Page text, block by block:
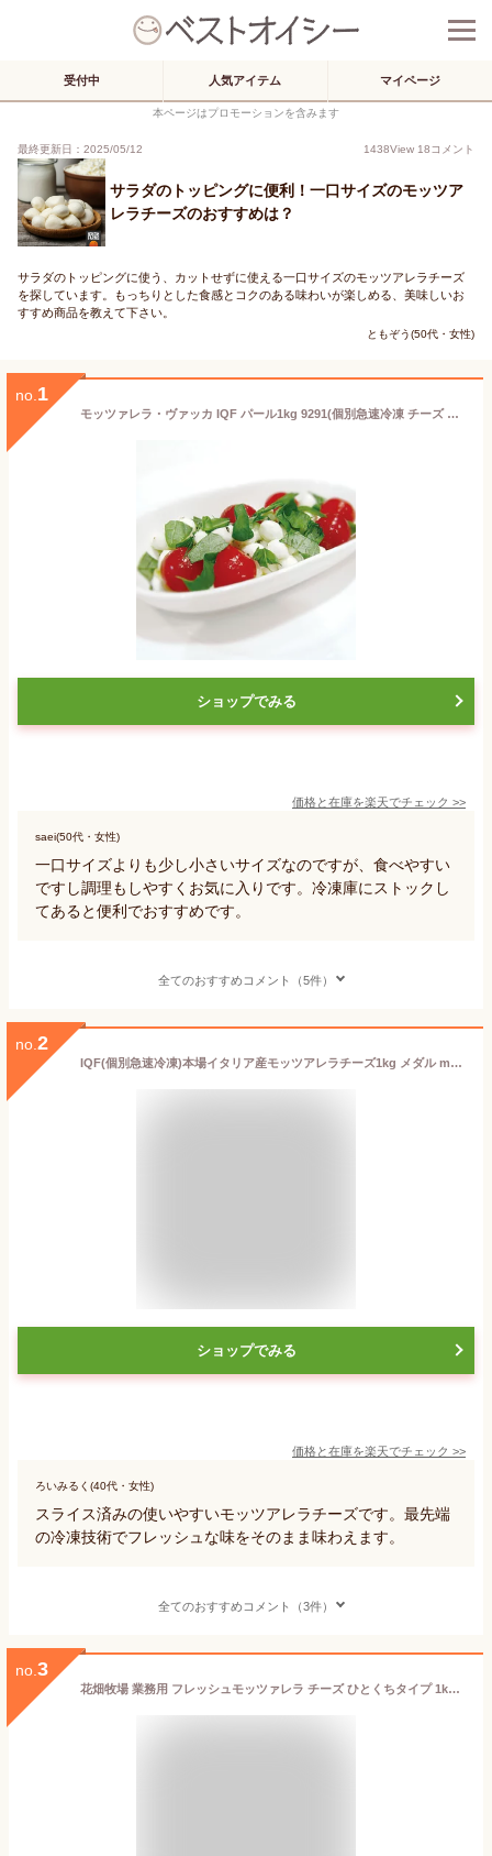
受付中 人気アイテム マイページ
本ページはプロモーションを含みます
最終更新日：2025/05/12 1438View 18コメント
サラダのトッピングに便利！一口サイズのモッツア
レラチーズのおすすめは？
サラダのトッピングに使う、カットせずに使える一口サイズのモッツアレラチーズ
を探しています。もっちりとした食感とコクのある味わいが楽しめる、美味しいお
すすめ商品を教えて下さい。
ともぞう(50代・女性)
no. 1
モッツァレラ・ヴァッカ IQF パール1kg 9291(個別急速冷凍 チーズ モッツアレラチーズ パスタ サラダ 洋食)
ショップでみる
価格と在庫を楽天でチェック >>
saei(50代・女性)
一口サイズよりも少し小さいサイズなのですが、食べやすい
ですし調理もしやすくお気に入りです。冷凍庫にストックし
てあると便利でおすすめです。
全てのおすすめコメント（5件）
no. 2
IQF(個別急速冷凍)本場イタリア産モッツアレラチーズ1kg メダル mozzarella medal cheese父の日 敬老の日
ショップでみる
価格と在庫を楽天でチェック >>
ろいみるく(40代・女性)
スライス済みの使いやすいモッツアレラチーズです。最先端
の冷凍技術でフレッシュな味をそのまま味わえます。
全てのおすすめコメント（3件）
no. 3
花畑牧場 業務用 フレッシュモッツァレラ チーズ ひとくちタイプ 1kg(500g×2袋)【冷凍配送】